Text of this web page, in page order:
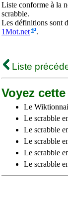
Liste conforme à la
scrabble.
Les définitions sont
1Mot.net
.
Liste
Voyez
Le
Le scrabble
Le scrabble
Le scrabble
Le scrabble
Le scrabble